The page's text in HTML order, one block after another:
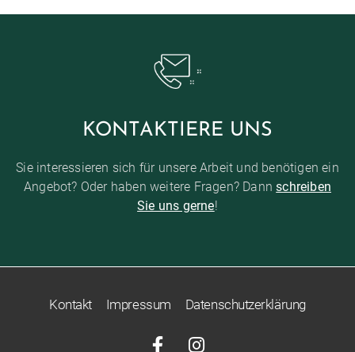
KONTAKTIERE UNS
Sie interessieren sich für unsere Arbeit und benötigen ein
Angebot? Oder haben weitere Fragen? Dannschreiben
Sie uns gerne!
Kontakt Impressum Datenschutzerklärung